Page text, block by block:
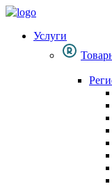
Услуги